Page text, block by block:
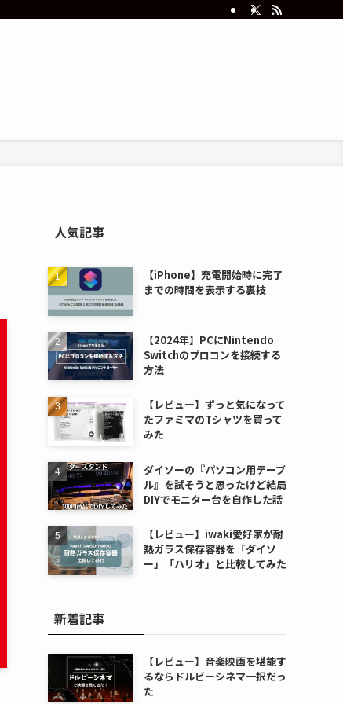
人気記事
【iPhone】充電開始時に完了
までの時間を表示する裏技
【2024年】PCにNintendo
Switchのプロコンを接続する
方法
【レビュー】ずっと気になって
たファミマのTシャツを買って
みた
ダイソーの『パソコン用テーブ
ル』を試そうと思ったけど結局
DIYでモニター台を自作した話
【レビュー】iwaki愛好家が耐
熱ガラス保存容器を「ダイソ
ー」「ハリオ」と比較してみた
新着記事
【レビュー】音楽映画を堪能す
るならドルビーシネマ一択だっ
た